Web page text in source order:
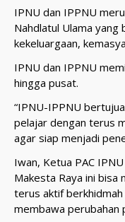
IPNU dan IPPNU
Nahdlatul Ulama
kekeluargaan,
IPNU dan IPPNU
hingga pusat.
“IPNU-IPPNU
pelajar dengan terus
agar siap menjadi
Iwan, Ketua PAC
Makesta Raya ini
terus aktif berkhidmah
membawa perubahan